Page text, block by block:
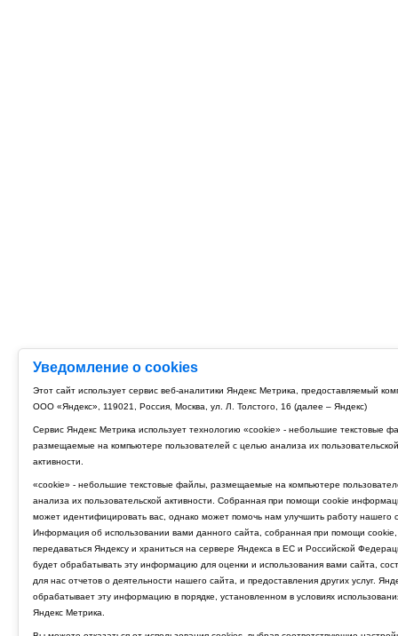
Уведомление о cookies
Этот сайт использует сервис веб-аналитики Яндекс Метрика, предоставляемый
ООО «Яндекс», 119021, Россия, Москва, ул. Л. Толстого, 16 (далее – Яндекс)
Сервис Яндекс Метрика использует технологию «cookie» - небольшие текстовые
размещаемые на компьютере пользователей с целью анализа их пользовательской
активности.
«cookie» - небольшие текстовые файлы, размещаемые на компьютере
анализа их пользовательской активности. Собранная при помощи cookie
может идентифицировать вас, однако может помочь нам улучшить работу нашего
Информация об использовании вами данного сайта, собранная при помощи cookie,
передаваться Яндексу и храниться на сервере Яндекса в ЕС и Российской
будет обрабатывать эту информацию для оценки и использования вами сайта,
для нас отчетов о деятельности нашего сайта, и предоставления других услуг.
обрабатывает эту информацию в порядке, установленном в условиях
Яндекс Метрика.